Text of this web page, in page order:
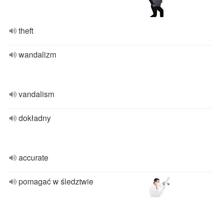
theft
wandalizm
vandalism
dokładny
accurate
pomagać w śledztwie